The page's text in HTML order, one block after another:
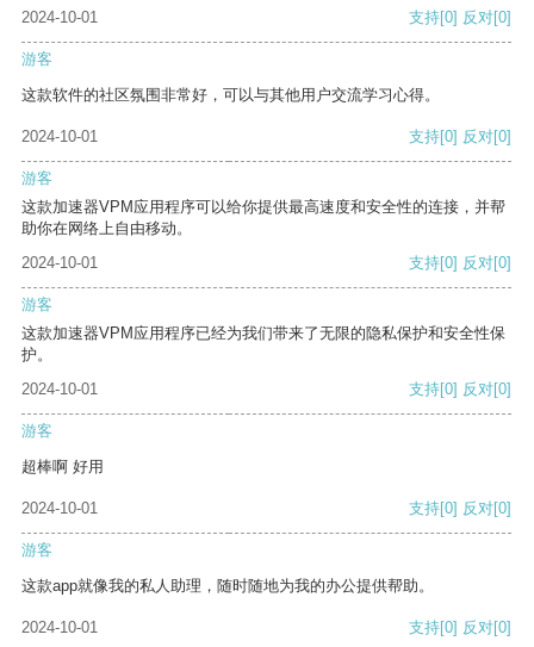
2024-10-01 支持[0] 反对[0]
游客
这款软件的社区氛围非常好，可以与其他用户交流学习心得。
2024-10-01 支持[0] 反对[0]
游客
这款加速器VPM应用程序可以给你提供最高速度和安全性的连接，并帮
助你在网络上自由移动。
2024-10-01
支持[0] 反对[0]
游客
这款加速器VPM应用程序已经为我们带来了无限的隐私保护和安全性保
护。
2024-10-01
支持[0] 反对[0]
游客
超棒啊 好用
2024-10-01 支持[0] 反对[0]
游客
这款app就像我的私人助理，随时随地为我的办公提供帮助。
2024-10-01 支持[0] 反对[0]